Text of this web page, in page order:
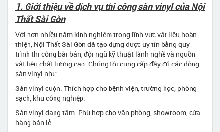
1. Giới thiệu về dịch vụ thi công sàn vinyl của Nội
Thất Sài Gòn
Với hơn nhiều năm kinh nghiệm trong lĩnh vực vật liệu hoàn
thiện, Nội Thất Sài Gòn đã tạo dựng được uy tín bằng quy
trình thi công bài bản, đội ngũ kỹ thuật lành nghề và nguồn
vật liệu chất lượng cao. Chúng tôi cung cấp đầy đủ các dòng
sàn vinyl như:
Sàn vinyl cuộn: Thích hợp cho bệnh viện, trường học, phòng
sạch, khu công nghiệp.
Sàn vinyl dạng tấm: Phù hợp cho văn phòng, showroom, cửa
hàng bán lẻ.